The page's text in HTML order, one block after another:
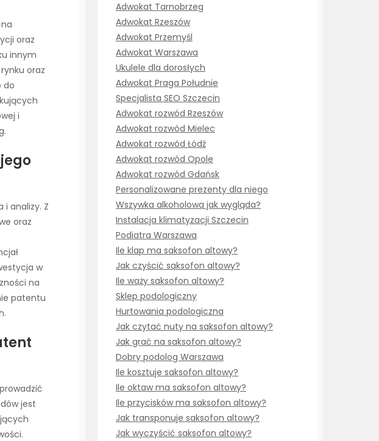
oraz
innym
oraz
do
i
analizy. Z
oraz
w
na
patentu
jest
Adwokat Tarnobrzeg
Adwokat Rzeszów
Adwokat Przemyśl
Adwokat Warszawa
Ukulele dla dorosłych
Adwokat Praga Południe
Specjalista SEO Szczecin
Adwokat rozwód Rzeszów
Adwokat rozwód Mielec
Adwokat rozwód Łódź
Adwokat rozwód Opole
Adwokat rozwód Gdańsk
Personalizowane prezenty dla niego
Wszywka alkoholowa jak wygląda?
Instalacja klimatyzacji Szczecin
Podiatra Warszawa
Ile klap ma saksofon altowy?
Jak czyścić saksofon altowy?
Ile waży saksofon altowy?
Sklep podologiczny
Hurtowania podologiczna
Jak czytać nuty na saksofon altowy?
Jak grać na saksofon altowy?
Dobry podolog Warszawa
Ile kosztuje saksofon altowy?
Ile oktaw ma saksofon altowy?
Ile przycisków ma saksofon altowy?
Jak transponuje saksofon altowy?
Jak wyczyścić saksofon altowy?